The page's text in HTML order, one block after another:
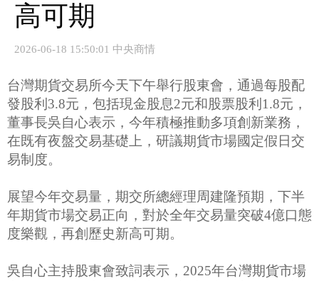
高可期
2026-06-18 15:50:01 中央商情
台灣期貨交易所今天下午舉行股東會，通過每股配
發股利3.8元，包括現金股息2元和股票股利1.8元，
董事長吳自心表示，今年積極推動多項創新業務，
在既有夜盤交易基礎上，研議期貨市場國定假日交
易制度。
展望今年交易量，期交所總經理周建隆預期，下半
年期貨市場交易正向，對於全年交易量突破4億口態
度樂觀，再創歷史新高可期。
吳自心主持股東會致詞表示，2025年台灣期貨市場